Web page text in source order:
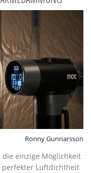
Ronny Gunnarsson
einzige Möglichkeit
Luftdichtheit